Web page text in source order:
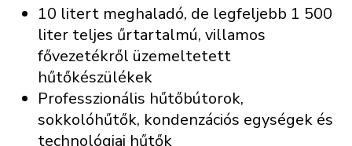
10 litert meghaladó, de legfeljebb 1 500
liter teljes űrtartalmú, villamos
fővezetékről üzemeltetett
hűtőkészülékek
Professzionális hűtőbútorok,
sokkolóhűtők, kondenzációs egységek és
technológiai hűtők